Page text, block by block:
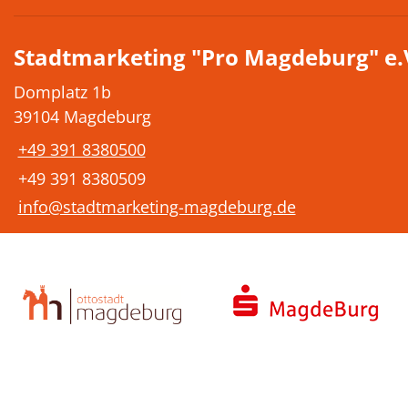
Stadtmarketing "Pro Magdeburg"
Domplatz 1b
39104 Magdeburg
+49 391 8380500
+49 391 8380509
info@stadtmarketing-magdeburg.de